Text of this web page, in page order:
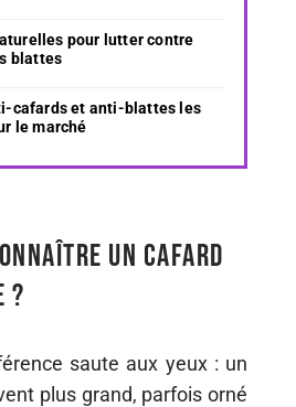
pour lutter contre
blattes
cafards et anti-blattes les
le marché
un cafard
?
saute aux yeux : un
plus grand, parfois orné